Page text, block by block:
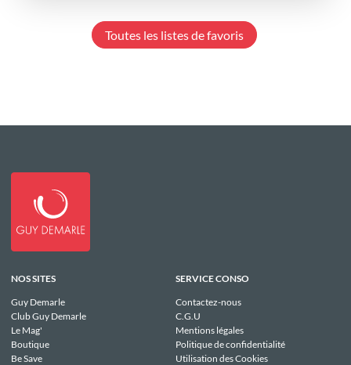
Toutes les listes de favoris
NOS SITES
Guy Demarle
Club Guy Demarle
Le Mag'
Boutique
Be Save
SERVICE CONSO
Contactez-nous
C.G.U
Mentions légales
Politique de confidentialité
Utilisation des Cookies